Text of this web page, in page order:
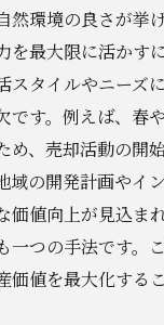
然環境の良さが挙
を最大限に活かす
スタイルやニーズ
です。例えば、春
め、売却活動の開
域の開発計画やイ
価値向上が見込ま
一つの手法です。
価値を最大化する